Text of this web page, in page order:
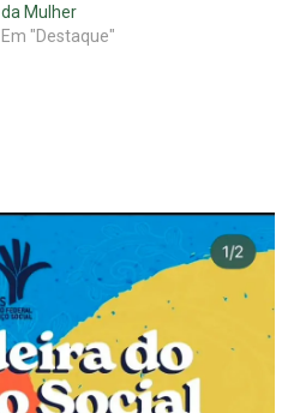
da Mulher
Em "Destaque"